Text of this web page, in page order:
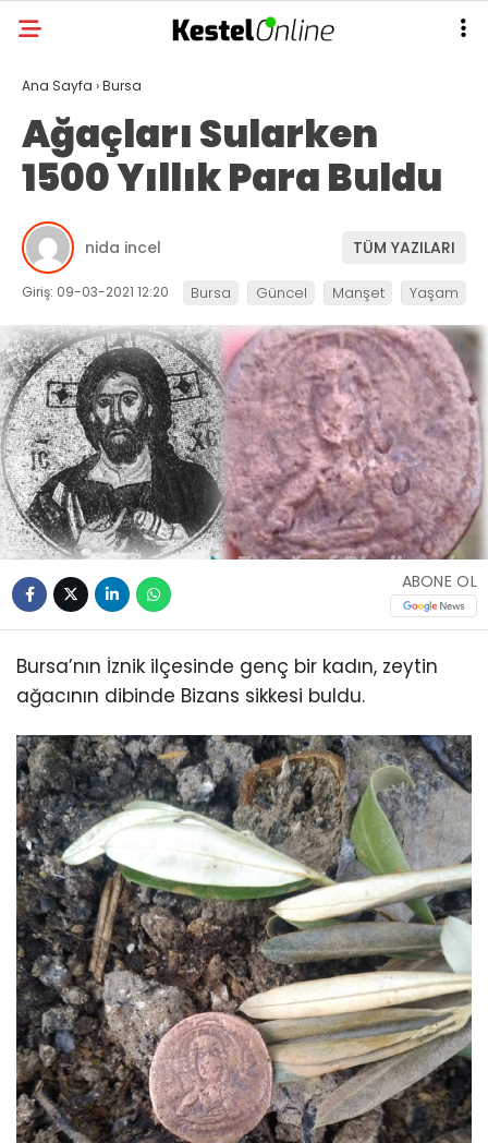
Ana Sayfa ›Bursa
Ağaçları Sularken
1500 Yıllık Para Buldu
nida incel TÜM YAZILARI
Giriş: 09-03-2021 12:20 Bursa Güncel Manşet Yaşam
ABONE OL
Bursa’nın İznik ilçesinde genç bir kadın, zeytin
ağacının dibinde Bizans sikkesi buldu.